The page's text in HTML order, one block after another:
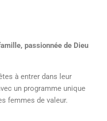
passionnée de Dieu
à entrer dans leur
un programme unique
femmes de valeur.